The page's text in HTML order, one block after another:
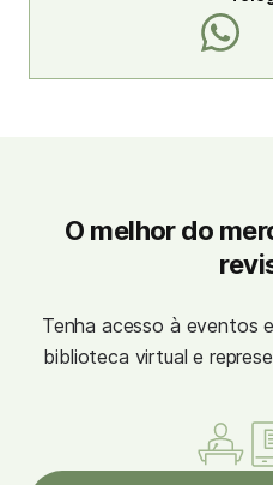
O melhor do
Tenha acesso à eventos
biblioteca virtual e